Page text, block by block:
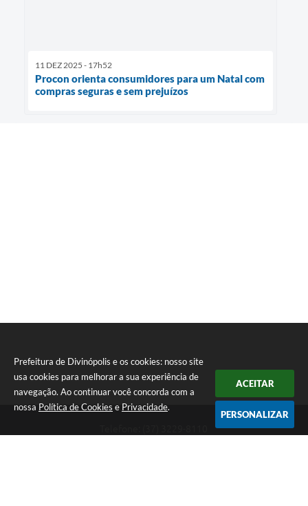
Prefeitura de Divinópolis e os cookies: nosso site
usa cookies para melhorar a sua experiência de
navegação. Ao continuar você concorda com a
nossa Política de Cookies e Privacidade.
ACEITAR
PERSONALIZAR
11 DEZ 2025 - 17h52
Procon orienta consumidores para um Natal com
compras seguras e sem prejuízos